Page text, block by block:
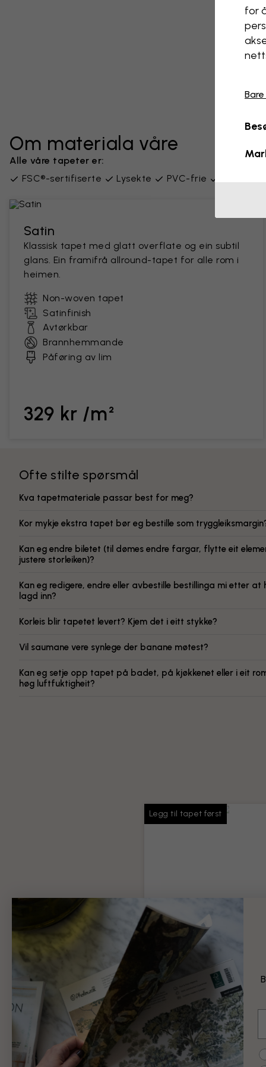
Om materiala våre
Alle våre tapeter er:
FSC®-sertifiserte
Lysekte PVC-frie
Satin
Klassisk tapet med glatt overflate og ein subtil
glans. Ein framifrå allround-tapet for alle rom i
heimen.
Non-woven tapet
Satinfinish
Avtørkbar
Brannhemmande
Påføring av lim
329 kr /m²
Ofte stilte spørsmål
Kva tapetmateriale passar best for meg?
Kor mykje ekstra tapet bør eg bestille som
Kan eg endre biletet (til dømes endre fargar, flytte eit
justere storleiken)?
Kan eg redigere, endre eller avbestille bestillinga mi etter at
lagd inn?
Korleis blir tapetet levert? Kjem det i eitt stykke?
Vil saumane vere synlege der banane møtest?
Kan eg setje opp tapet på badet, på kjøkkenet eller i eit
høg luftfuktigheit?
Legg til tapet først
Tapetlim
Nok lim til hele bestillingen
99 kr
Legg til
for